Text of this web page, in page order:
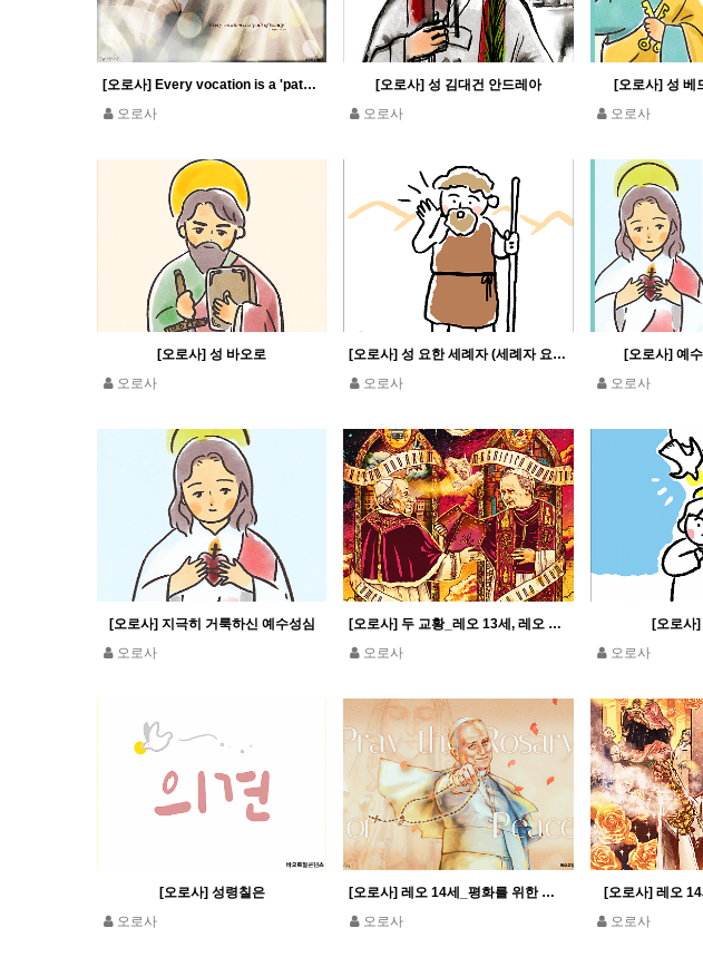
[오로사] Every vocation is a 'path of beauty' Pope Leo XIV
오로사
[오로사] 성 김대건 안드레아
오로사
[오로사] 성 베
오로사
[오로사] 성 바오로
오로사
[오로사] 성 요한 세례자 (세례자 요한)
오로사
[오로사] 예
오로사
[오로사] 지극히 거룩하신 예수성심
오로사
[오로사] 두 교황_레오 13세, 레오 14세
오로사
[오로사]
오로사
[오로사] 성령칠은
오로사
[오로사] 레오 14세_평화를 위한 묵주기도
오로사
[오로사] 레오
오로사